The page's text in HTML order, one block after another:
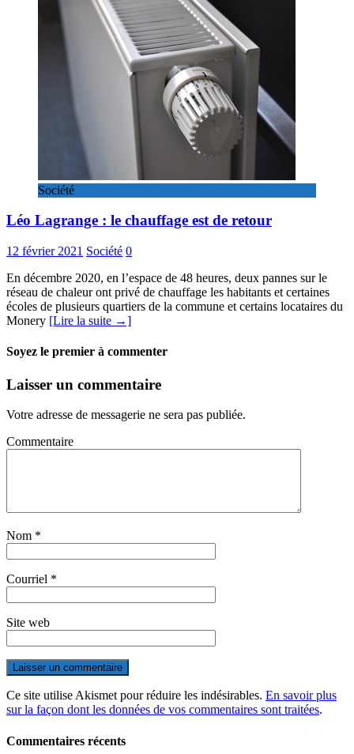
Société
Léo Lagrange : le chauffage est de retour
12 février 2021 Société 0
En décembre 2020, en l’espace de 48 heures, deux pannes sur le
réseau de chaleur ont privé de chauffage les habitants et certaines
écoles de plusieurs quartiers de la commune et certains locataires du
Monery [Lire la suite →]
Soyez le premier à commenter
Laisser un commentaire
Votre adresse de messagerie ne sera pas publiée.
Commentaire
Nom *
Courriel *
Site web
Ce site utilise Akismet pour réduire les indésirables. En savoir plus
sur la façon dont les données de vos commentaires sont traitées.
Commentaires récents